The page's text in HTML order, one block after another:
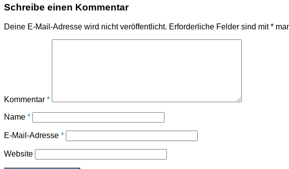
Schreibe einen Kommentar
Deine E-Mail-Adresse wird nicht veröffentlicht. Erforderliche Felder sind mit*
Kommentar *
Name *
E-Mail-Adresse *
Website